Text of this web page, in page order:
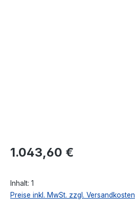
Regulärer Preis:
1.043,60 €
Inhalt: 1
Preise inkl. MwSt. zzgl. Versandkosten